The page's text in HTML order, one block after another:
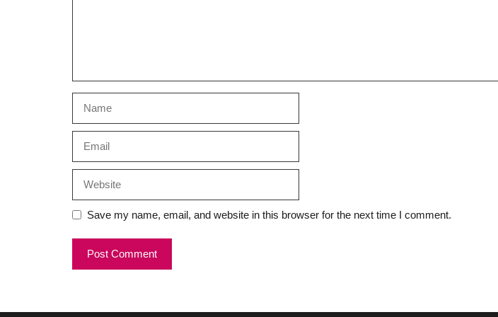
Save my name, email, and website in this browser for the next time I comment.